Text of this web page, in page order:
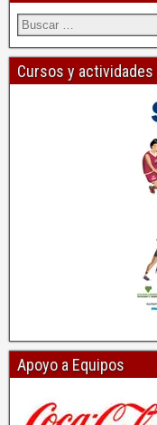
Cursos y actividades
Apoyo a Equipos